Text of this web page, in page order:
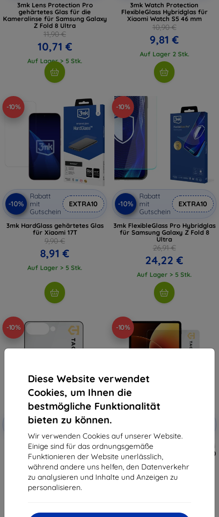
Diese Website verwendet
Cookies, um Ihnen die
bestmögliche Funktionalität
bieten zu können.
Wir verwenden Cookies auf unserer Website.
Einige sind für das ordnungsgemäße
Funktionieren der Website unerlässlich,
während andere uns helfen, den Datenverkehr
zu analysieren und Inhalte und Anzeigen zu
personalisieren.
3mk Lens Protection Pro
gehärtetes Glas für die
Kameralinse für Samsung Galaxy
Z Fold 8 Ultra
11,90 €
10,71 €
Auf Lager > 5 Stk.
3mk Watch Protection
FlexibleGlass Hybridglas für
Xiaomi Watch S5 46 mm
10,90 €
9,81 €
Auf Lager 2 Stk.
-10%
-10%
Rabatt
mit
Gutschein
EXTRA10
3mk HardGlass gehärtetes Glas
für Xiaomi 17T
9,90 €
8,91 €
Auf Lager > 5 Stk.
-10%
-10%
Rabatt
mit
Gutschein
EXTRA10
3mk FlexibleGlass Pro Hybridglas
für Samsung Galaxy Z Fold 8
Ultra
26,91 €
24,22 €
Auf Lager > 5 Stk.
-10%
Rabatt
mit
Gutschein
EXTRA10
Tactical Glass Shield 5D für
Samsung Galaxy Z Flip 8,
schwarz, außen, 57983130475
10,90 €
9,81 €
-10%
Gutschein
Taktisches Schutzglas für Xiaomi
Pad 7/8/8 Pro, klar (57983130431)
13,90 €
12,51 €